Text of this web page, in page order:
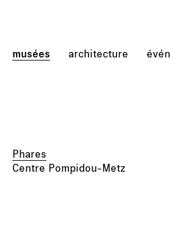
musées architecture
Phares
Centre Pompidou-Metz